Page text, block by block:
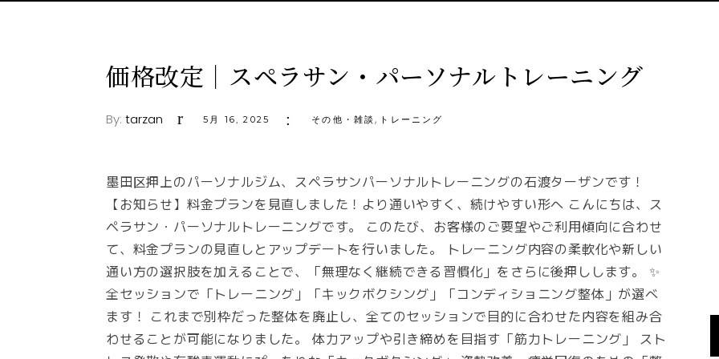
価格改定｜スペラサン・パーソナルトレーニング
By: tarzan 5月 16, 2025 その他・雑談, トレーニング
墨田区押上のパーソナルジム、スペラサンパーソナルトレーニングの石渡ターザンです！
【お知らせ】料金プランを見直しました！より通いやすく、続けやすい形へ こんにちは、ス
ペラサン・パーソナルトレーニングです。 このたび、お客様のご要望やご利用傾向に合わせ
て、料金プランの見直しとアップデートを行いました。 トレーニング内容の柔軟化や新しい
通い方の選択肢を加えることで、「無理なく継続できる習慣化」をさらに後押しします。 ✨
全セッションで「トレーニング」「キックボクシング」「コンディショニング整体」が選べ
ます！ これまで別枠だった整体を廃止し、全てのセッションで目的に合わせた内容を組み合
わせることが可能になりました。 体力アップや引き締めを目指す「筋力トレーニング」 スト